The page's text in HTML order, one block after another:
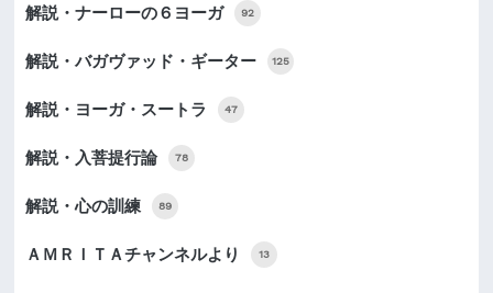
解説・ナーローの６ヨーガ 92
解説・バガヴァッド・ギーター 125
解説・ヨーガ・スートラ 47
解説・入菩提行論 78
解説・心の訓練 89
ＡＭＲＩＴＡチャンネルより 13